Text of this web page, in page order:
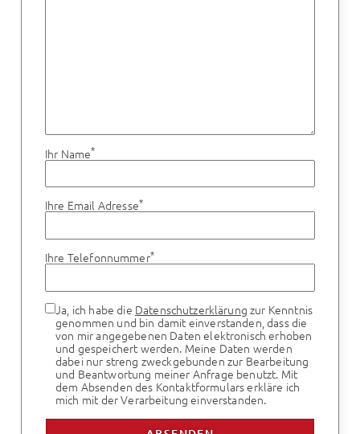
Ihr Name*
Ihre Email Adresse*
Ihre Telefonnummer*
Ja, ich habe die Datenschutzerklärung zur Kenntnis
genommen und bin damit einverstanden, dass die
von mir angegebenen Daten elektronisch erhoben
und gespeichert werden. Meine Daten werden
dabei nur streng zweckgebunden zur Bearbeitung
und Beantwortung meiner Anfrage benutzt. Mit
dem Absenden des Kontaktformulars erkläre ich
mich mit der Verarbeitung einverstanden.